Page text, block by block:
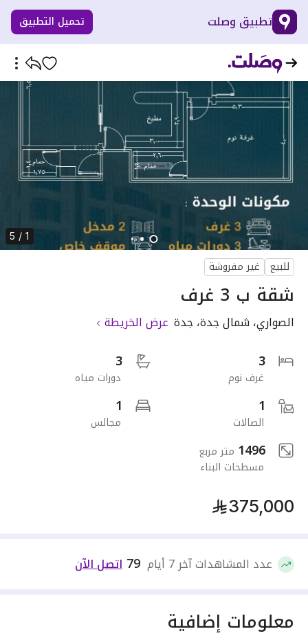
تطبيق وصلت تحميل التطبيق
1 / 5
للبيع غير مفروشة
شقة ب 3 غرف
الصواري، شمال جدة، جدة عرض الخريطة
3
غرف نوم
3
دورات مياه
1
الصالات
1
مجالس
1496 متر مربع
مسطحات البناء
375,000
عدد المشاهدات آخر 7 أيام 79 اتصل الآن
معلومات إضافية